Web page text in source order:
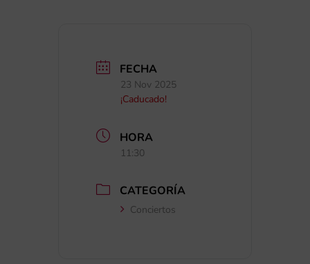
FECHA
23 Nov 2025
¡Caducado!
HORA
11:30
CATEGORÍA
Conciertos